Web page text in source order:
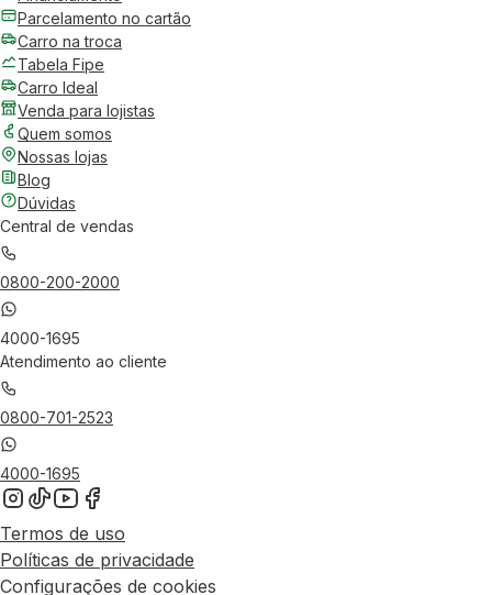
Parcelamento no cartão
Carro na troca
Tabela Fipe
Carro Ideal
Venda para lojistas
Quem somos
Nossas lojas
Blog
Dúvidas
Central de vendas
0800-200-2000
4000-1695
Atendimento ao cliente
0800-701-2523
4000-1695
Termos de uso
Políticas de privacidade
Configurações de cookies